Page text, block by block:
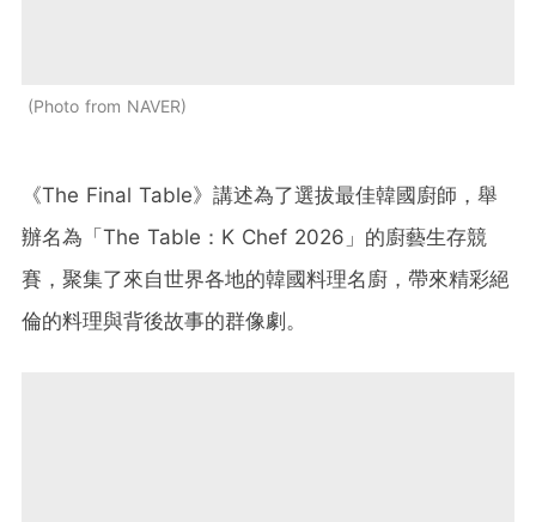
Photo from NAVER
《The Final Table》講述為了選拔最佳韓國廚師，舉
辦名為「The Table：K Chef 2026」的廚藝生存競
賽，聚集了來自世界各地的韓國料理名廚，帶來精彩絕
倫的料理與背後故事的群像劇。